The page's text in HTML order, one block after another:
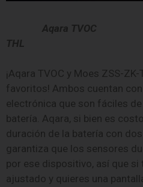
Aqara TVOC
THL
¡Aqara TVOC y Moes ZSS-
favoritos! Ambos cuentan
electrónica que son fáciles
batería. Aqara, si bien es
duración de la batería con
garantiza que los sensores
por ese dispositivo, así que si
ajustado y quieres una